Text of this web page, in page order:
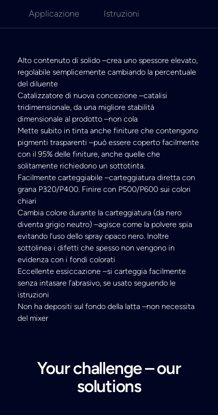
Applicazione
Istruzioni
Alto contenuto di solido –crea uno spessore elevato,
regolabile semplicemente cambiando la percentuale
del diluente
Catalizzatore di nuova concezione –catalisi
tridimensionale, da una migliore stabilità
dimensionale al prodotto –non cola
Mette subito in tinta anche finiture che contengono
pigmenti trasparenti –può essere coperto facilmente
con il 95% delle finiture, anche quelle che
solitamente richiedono un sottotinta.
Facilmente carteggiabile –carteggiatura diretta con
grana P320/P400. Finire con P500/P600 sui colori
chiari
Cambia colore durante la carteggiatura (da nero
diventa grigio neutro) –agisce come la polvere spia
evitando l’uso dello spray opaco nero. Inoltre
sottolinea i difetti che spesso non vengono in
evidenza con i fondi colorati
Eccellente essiccazione –si carteggia facilmente
senza intasare l’abrasivo, se usato seguendo le
istruzioni
Non ha depositi sul fondo della latta –non necessita
del mixer
Your challenge – our
solutions